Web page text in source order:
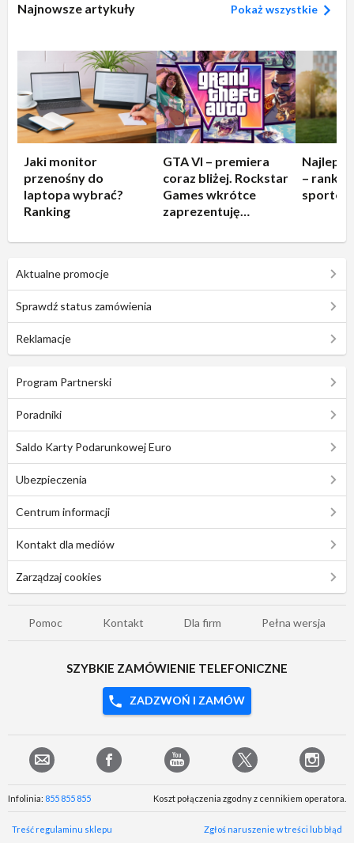
Najnowsze artykuły Pokaż wszystkie
Jaki monitor
przenośny do
laptopa wybrać?
Ranking
GTA VI – premiera
coraz bliżej. Rockstar
Games wkrótce
zaprezentuję
–
Aktualne promocje
Sprawdź status zamówienia
Reklamacje
Program Partnerski
Poradniki
Saldo Karty Podarunkowej Euro
Ubezpieczenia
Centrum informacji
Kontakt dla mediów
Zarządzaj cookies
Pomoc Kontakt Dla firm Pełna wersja
SZYBKIE ZAMÓWIENIE TELEFONICZNE
ZADZWOŃ I ZAMÓW
Infolinia: 855 855 855 Koszt połączenia zgodny z cennikiem operatora.
Treść regulaminu sklepu Zgłoś naruszenie w treści lub błąd